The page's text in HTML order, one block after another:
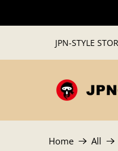
JPN-STYLE
Home All